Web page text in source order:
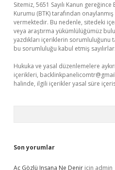
Sitemiz, 5651 Sayılı Kanun
Kurumu (BTK) tarafından
vermektedir. Bu nedenle, sitedeki
veya araştırma yükümlülüğümüz
yazdıkları içeriklerin sorumluluğunu
bu sorumluluğu kabul etmiş sayılırlar.
Hukuka ve yasal düzenlemelere
içerikleri,
halinde, ilgili içerikler yasal süre
Son yorumlar
Aç Gözlü Insana Ne Denir için admin